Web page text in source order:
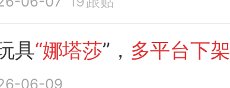
具“娜塔莎”， 多平台下架
06-09